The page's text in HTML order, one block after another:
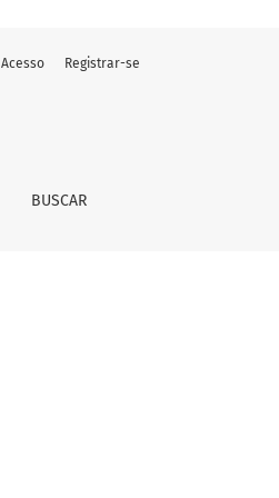
BUSCAR
Acesso Registrar-se